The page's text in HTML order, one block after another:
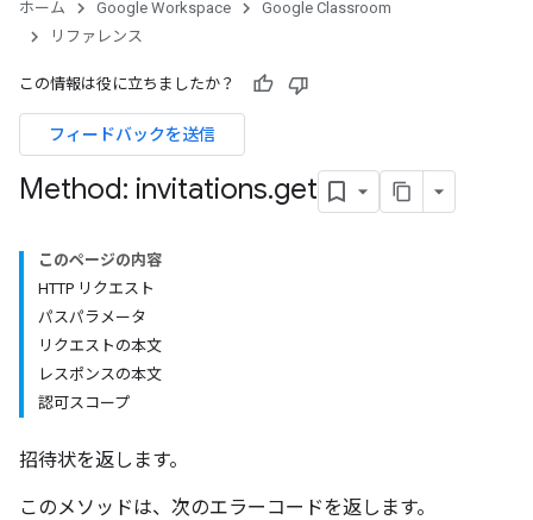
ホーム Google Workspace
Google Classroom
リファレンス
この情報は役に立ちましたか？
フィードバックを送信
Method: invitations.get
このページの内容
HTTP リクエスト
パスパラメータ
リクエストの本文
レスポンスの本文
認可スコープ
招待状を返します。
このメソッドは、次のエラーコードを返します。